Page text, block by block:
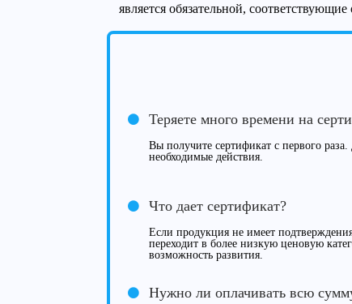
является обязательной,
Теряете много времени на
Вы получите сертификат с первого раза.
необходимые действия.
Что дает сертификат?
Если продукция не имеет
переходит в более низкую ценовую
возможность развития.
Нужно ли оплачивать всю